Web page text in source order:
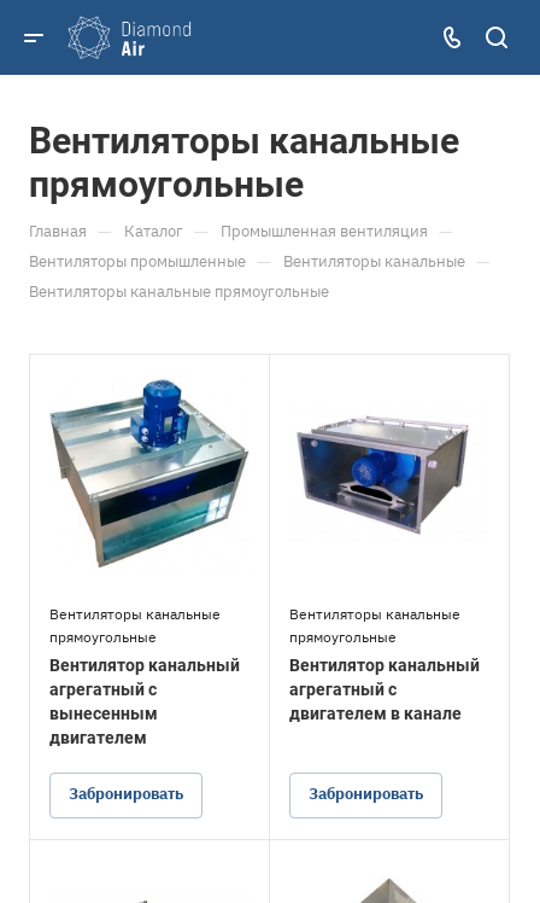
Вентиляторы канальные
прямоугольные
Главная — Каталог — Промышленная вентиляция —
Вентиляторы промышленные — Вентиляторы канальные —
Вентиляторы канальные прямоугольные
Вентиляторы канальные
прямоугольные
Вентилятор канальный
агрегатный с
вынесенным
двигателем
Забронировать
Вентиляторы канальные
прямоугольные
Вентилятор канальный
агрегатный с
двигателем в канале
Забронировать